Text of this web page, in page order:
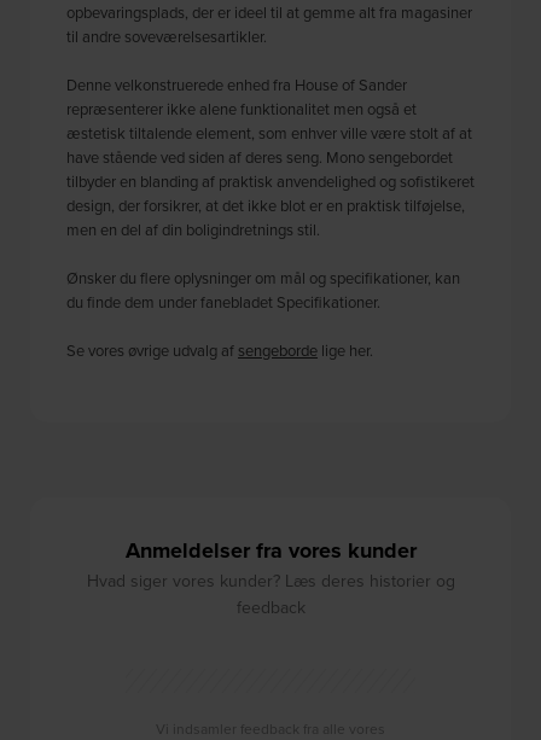
opbevaringsplads, der er ideel til at gemme alt fra magasiner
til andre soveværelsesartikler.
Denne velkonstruerede enhed fra House of Sander
repræsenterer ikke alene funktionalitet men også et
æstetisk tiltalende element, som enhver ville være stolt af at
have stående ved siden af deres seng. Mono sengebordet
tilbyder en blanding af praktisk anvendelighed og sofistikeret
design, der forsikrer, at det ikke blot er en praktisk tilføjelse,
men en del af din boligindretnings stil.
Ønsker du flere oplysninger om mål og specifikationer, kan
du finde dem under fanebladet Specifikationer.
Se vores øvrige udvalg af sengeborde lige her.
Anmeldelser fra vores kunder
Hvad siger vores kunder? Læs deres historier og
feedback
Vi indsamler feedback fra alle vores